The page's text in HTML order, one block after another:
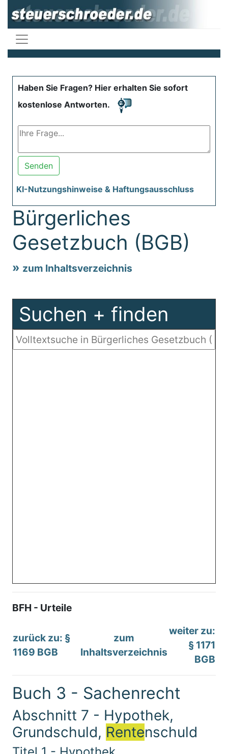
Haben Sie Fragen? Hier erhalten Sie sofort
kostenlose Antworten.
Senden
KI-Nutzungshinweise & Haftungsausschluss
Bürgerliches
Gesetzbuch (BGB)
zum Inhaltsverzeichnis
Suchen + finden
BFH - Urteile
zurück zu: §
1169 BGB
zum
Inhaltsverzeichnis
weiter zu:
§ 1171
BGB
Buch 3 - Sachenrecht
Abschnitt 7 - Hypothek,
Grundschuld, Rentenschuld